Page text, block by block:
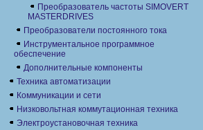
Преобразователь частоты SIMOVERT
MASTERDRIVES
Преобразователи постоянного тока
Инструментальное программное
обеспечение
Дополнительные компоненты
Техника автоматизации
Коммуникации и сети
Низковольтная коммутационная техника
Электроустановочная техника